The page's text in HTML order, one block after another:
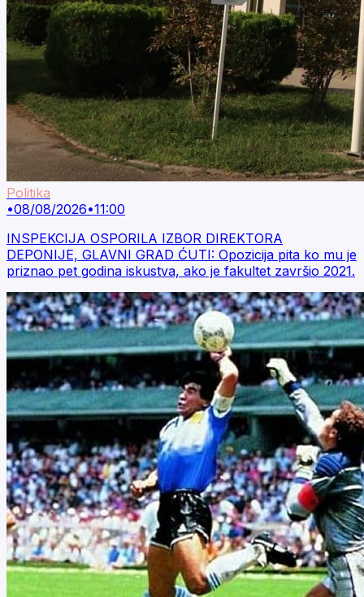
Politika
•08/08/2026•11:00
INSPEKCIJA OSPORILA IZBOR DIREKTORA
DEPONIJE, GLAVNI GRAD ĆUTI: Opozicija pita ko mu je
priznao pet godina iskustva, ako je fakultet završio 2021.